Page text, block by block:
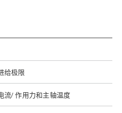
给极限
流/ 作用力和主轴温度